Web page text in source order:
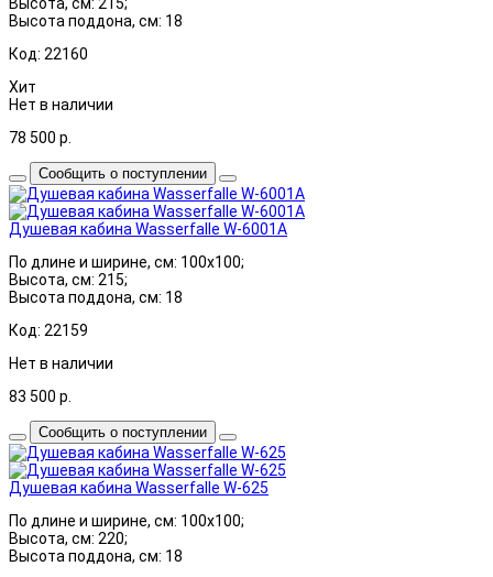
Высота поддона, см: 18
Код: 22160
Хит
Нет в наличии
78 500 р.
Сообщить о поступлении
Душевая кабина Wasserfalle W-6001A
По длине и ширине, см: 100x100;
Высота, см: 215;
Высота поддона, см: 18
Код: 22159
Нет в наличии
83 500 р.
Сообщить о поступлении
Душевая кабина Wasserfalle W-625
По длине и ширине, см: 100x100;
Высота, см: 220;
Высота поддона, см: 18